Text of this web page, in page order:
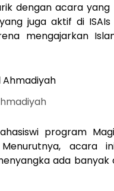
dengan acara
juga aktif di
mengajarkan
program
acara
ada banyak